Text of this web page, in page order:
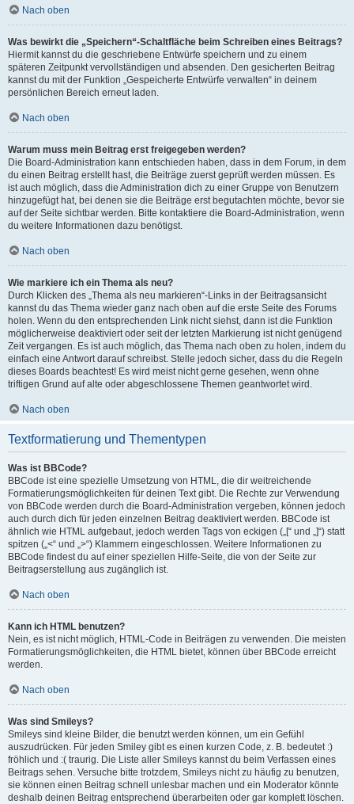
Nach oben
Was bewirkt die „Speichern“-Schaltfläche beim Schreiben eines Beitrags?
Hiermit kannst du die geschriebene Entwürfe speichern und zu einem
späteren Zeitpunkt vervollständigen und absenden. Den gesicherten Beitrag
kannst du mit der Funktion „Gespeicherte Entwürfe verwalten“ in deinem
persönlichen Bereich erneut laden.
Nach oben
Warum muss mein Beitrag erst freigegeben werden?
Die Board-Administration kann entschieden haben, dass in dem Forum, in dem
du einen Beitrag erstellt hast, die Beiträge zuerst geprüft werden müssen. Es
ist auch möglich, dass die Administration dich zu einer Gruppe von Benutzern
hinzugefügt hat, bei denen sie die Beiträge erst begutachten möchte, bevor sie
auf der Seite sichtbar werden. Bitte kontaktiere die Board-Administration, wenn
du weitere Informationen dazu benötigst.
Nach oben
Wie markiere ich ein Thema als neu?
Durch Klicken des „Thema als neu markieren“-Links in der Beitragsansicht
kannst du das Thema wieder ganz nach oben auf die erste Seite des Forums
holen. Wenn du den entsprechenden Link nicht siehst, dann ist die Funktion
möglicherweise deaktiviert oder seit der letzten Markierung ist nicht genügend
Zeit vergangen. Es ist auch möglich, das Thema nach oben zu holen, indem du
einfach eine Antwort darauf schreibst. Stelle jedoch sicher, dass du die Regeln
dieses Boards beachtest! Es wird meist nicht gerne gesehen, wenn ohne
triftigen Grund auf alte oder abgeschlossene Themen geantwortet wird.
Nach oben
Textformatierung und Thementypen
Was ist BBCode?
BBCode ist eine spezielle Umsetzung von HTML, die dir weitreichende
Formatierungsmöglichkeiten für deinen Text gibt. Die Rechte zur Verwendung
von BBCode werden durch die Board-Administration vergeben, können jedoch
auch durch dich für jeden einzelnen Beitrag deaktiviert werden. BBCode ist
ähnlich wie HTML aufgebaut, jedoch werden Tags von eckigen („[“ und „]“) statt
spitzen („<“ und „>“) Klammern eingeschlossen. Weitere Informationen zu
BBCode findest du auf einer speziellen Hilfe-Seite, die von der Seite zur
Beitragserstellung aus zugänglich ist.
Nach oben
Kann ich HTML benutzen?
Nein, es ist nicht möglich, HTML-Code in Beiträgen zu verwenden. Die meisten
Formatierungsmöglichkeiten, die HTML bietet, können über BBCode erreicht
werden.
Nach oben
Was sind Smileys?
Smileys sind kleine Bilder, die benutzt werden können, um ein Gefühl
auszudrücken. Für jeden Smiley gibt es einen kurzen Code, z. B. bedeutet :)
fröhlich und :( traurig. Die Liste aller Smileys kannst du beim Verfassen eines
Beitrags sehen. Versuche bitte trotzdem, Smileys nicht zu häufig zu benutzen,
sie können einen Beitrag schnell unlesbar machen und ein Moderator könnte
deshalb deinen Beitrag entsprechend überarbeiten oder gar komplett löschen.